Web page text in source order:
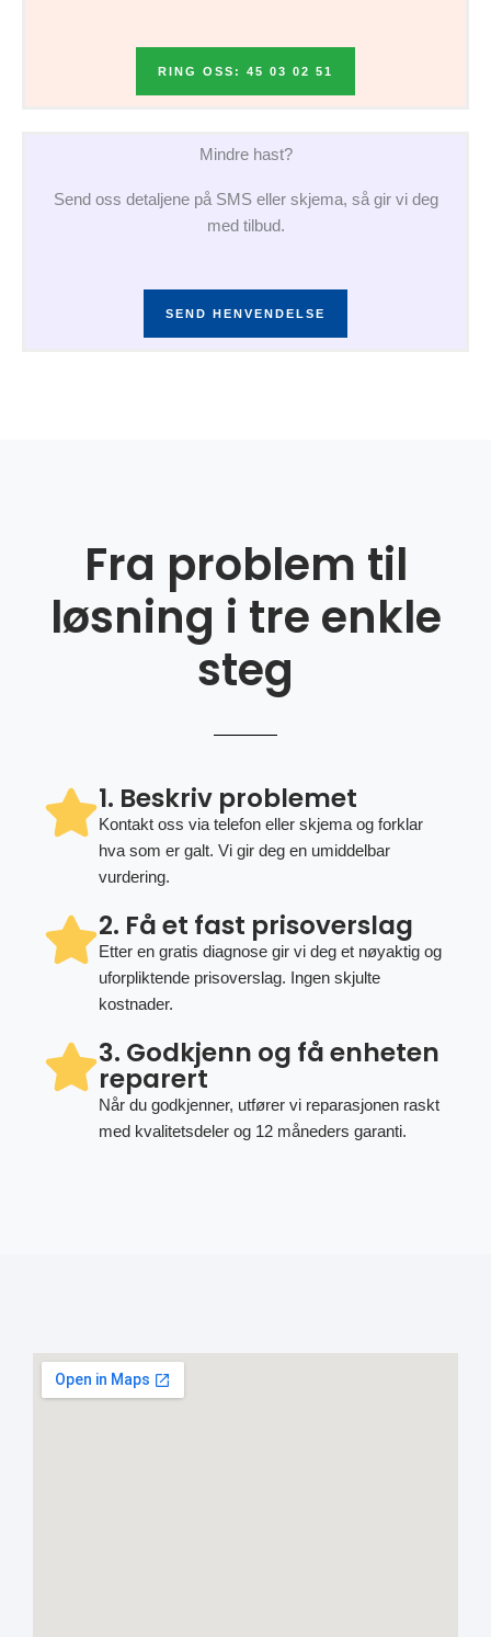
RING OSS: 45 03 02 51
Mindre hast?
Send oss detaljene på SMS eller skjema, så gir vi deg
med tilbud.
SEND HENVENDELSE
Fra problem til
løsning i tre enkle
steg
1. Beskriv problemet
Kontakt oss via telefon eller skjema og forklar
hva som er galt. Vi gir deg en umiddelbar
vurdering.
2. Få et fast prisoverslag
Etter en gratis diagnose gir vi deg et nøyaktig og
uforpliktende prisoverslag. Ingen skjulte
kostnader.
3. Godkjenn og få enheten
reparert
Når du godkjenner, utfører vi reparasjonen raskt
med kvalitetsdeler og 12 måneders garanti.